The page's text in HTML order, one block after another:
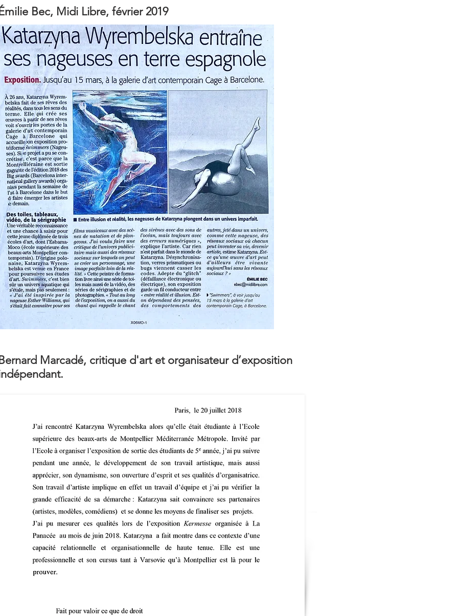
Émilie Bec, Midi Libre, février 2019
Bernard Marcadé, critique d'art et organisateur d’exposition